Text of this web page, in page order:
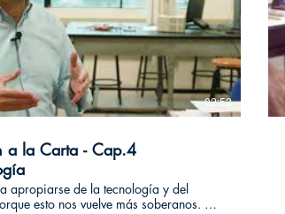
02:52
a la Carta - Cap.4
apropiarse de la tecnología y del
esto nos vuelve más soberanos. Un